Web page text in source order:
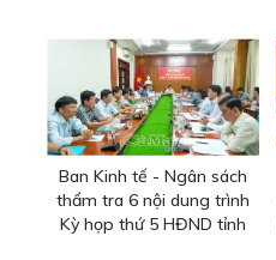
Ban Kinh tế - Ngân sách
thẩm tra 6 nội dung trình
Kỳ họp thứ 5 HĐND tỉnh